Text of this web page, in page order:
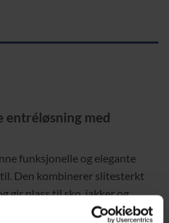
entréløsning med
funksjonelle og elegante
Den kombinerer slitesterkt
gir plass til sko, jakker og
den perfekt for alle hjem.